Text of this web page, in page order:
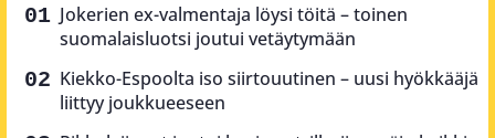
Jokerien ex-valmentaja löysi töitä – toinen
suomalaisluotsi joutui vetäytymään
Kiekko-Espoolta iso siirtouutinen – uusi hyökkääjä
liittyy joukkueeseen